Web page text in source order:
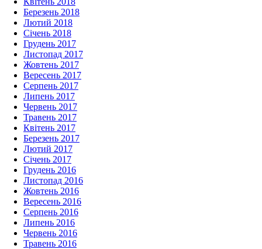
Березень 2018
Лютий 2018
Січень 2018
Грудень 2017
Листопад 2017
Жовтень 2017
Вересень 2017
Серпень 2017
Липень 2017
Червень 2017
Травень 2017
Квітень 2017
Березень 2017
Лютий 2017
Січень 2017
Грудень 2016
Листопад 2016
Жовтень 2016
Вересень 2016
Серпень 2016
Липень 2016
Червень 2016
Травень 2016